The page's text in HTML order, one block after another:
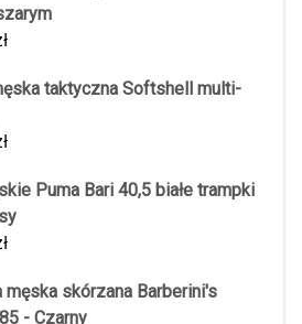
taktyczna Softshell multi-
Puma Bari 40,5 białe trampki
męska skórzana Barberini's
- Czarny